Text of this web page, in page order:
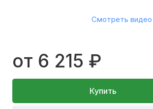
Смотреть видео
от 6 215 ₽
Купить